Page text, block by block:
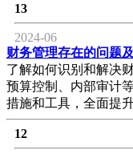
13
2024-06
财务管理存在的问题
了解如何识别和解决
预算控制、内部审计
措施和工具，全面提
12